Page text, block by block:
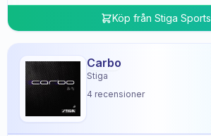
Köp från Stiga Sports
Carbo
Stiga
4 recensioner